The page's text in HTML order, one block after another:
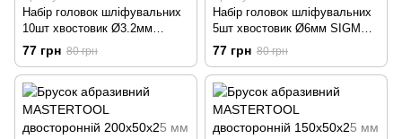
Набір головок шліфувальних
10шт хвостовик Ø3.2мм
SIGMA (9190021)
77 грн 80 грн
Набір головок шліфувальних
5шт хвостовик Ø6мм SIGMA
(9190051)
77 грн 80 грн